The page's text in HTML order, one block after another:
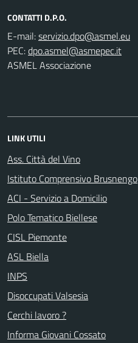
CONTATTI D.P.O.
E-mail:
PEC:
ASMEL Associazione
LINK UTILI
Ass. Città del Vino
Istituto Comprensivo Brusnengo
ACI - Servizio a Domicilio
Polo Tematico Biellese
CISL Piemonte
ASL Biella
INPS
Disoccupati Valsesia
Cerchi lavoro ?
Informa Giovani Cossato